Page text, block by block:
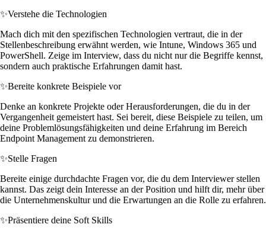
✨Verstehe die Technologien
Mach dich mit den spezifischen Technologien vertraut, die in der
Stellenbeschreibung erwähnt werden, wie Intune, Windows 365 und
PowerShell. Zeige im Interview, dass du nicht nur die Begriffe kennst,
sondern auch praktische Erfahrungen damit hast.
✨Bereite konkrete Beispiele vor
Denke an konkrete Projekte oder Herausforderungen, die du in der
Vergangenheit gemeistert hast. Sei bereit, diese Beispiele zu teilen, um
deine Problemlösungsfähigkeiten und deine Erfahrung im Bereich
Endpoint Management zu demonstrieren.
✨Stelle Fragen
Bereite einige durchdachte Fragen vor, die du dem Interviewer stellen
kannst. Das zeigt dein Interesse an der Position und hilft dir, mehr über
die Unternehmenskultur und die Erwartungen an die Rolle zu erfahren.
✨Präsentiere deine Soft Skills